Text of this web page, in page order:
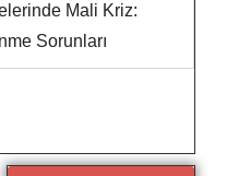
Mali Kriz:
Sorunları